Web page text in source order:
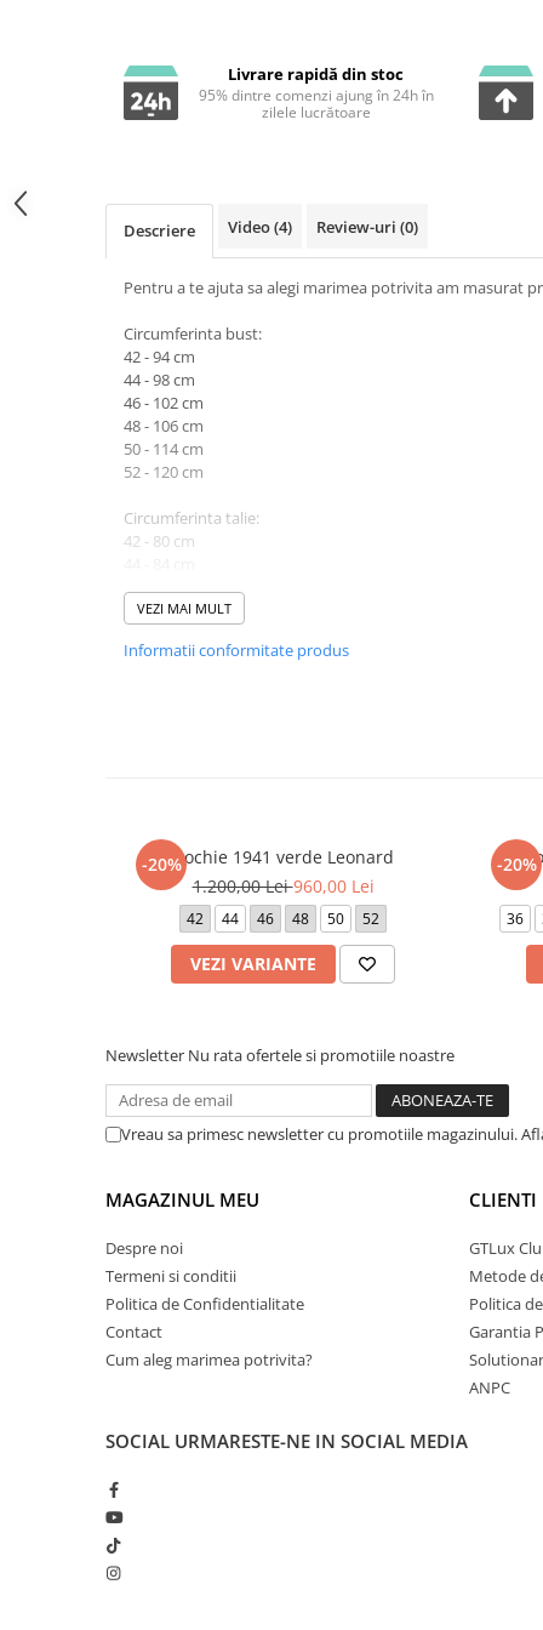
Livrare rapidă din stoc
95% dintre comenzi ajung în 24h în
zilele lucrătoare
Descriere Video(4) Review-uri (0)
Pentru a te ajuta sa alegi marimea potrivita am masurat
Circumferinta bust:
42 - 94 cm
44 - 98 cm
46 - 102 cm
48 - 106 cm
50 - 114 cm
52 - 120 cm
Circumferinta talie:
42 - 80 cm
46 - 88 cm
48 - 92 cm
52 - 102 cm
VEZI MAI MULT
Informatii conformitate produs
-20%Rochie 1941 verde Leonard
1.200,00 Lei960,00 Lei
42 44 46 48 50 52
VEZI VARIANTE
-20%
36
Newsletter Nu rata ofertele si promotiile noastre
Vreau sa primesc newsletter cu promotiile magazinului.
MAGAZINUL MEU
Despre noi
Termeni si conditii
Politica de Confidentialitate
Contact
Cum aleg marimea potrivita?
CLIENTI
GTLux
Metode
Politica
Garantia
ANPC
SOCIAL URMARESTE-NE IN SOCIAL MEDIA